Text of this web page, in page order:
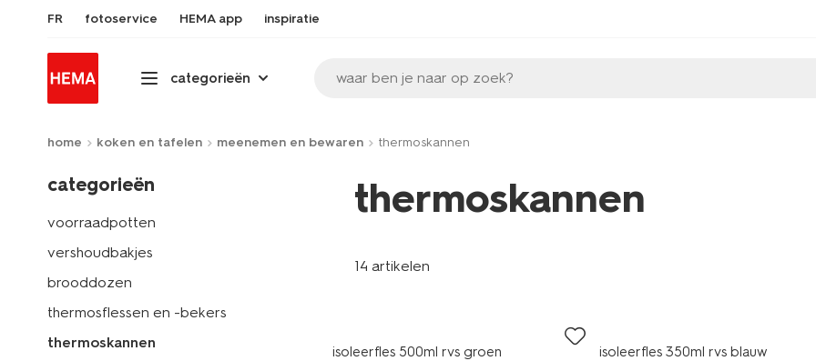
FR fotoservice HEMA app inspiratie
categorieën waar ben je naar op zoek?
home koken en tafelen meenemen en bewaren thermoskannen
categorieën
voorraadpotten
vershoudbakjes
brooddozen
thermosflessen en -bekers
thermoskannen
thermoskannen
14 artikelen
isoleerfles 500ml rvs groen isoleerfles 350ml rvs blauw